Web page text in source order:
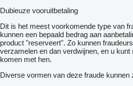
Dubieuze vooruitbetaling
Dit is het meest voorkomende type van
kunnen een bepaald bedrag aan
product "reserveert". Zo kunnen
verzamelen en dan verdwijnen, en u kunt
komen met hen.
Diverse vormen van deze fraude kunnen